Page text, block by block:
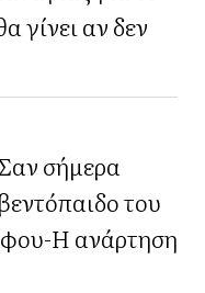
γίνει αν δεν
σήμερα
του
Η ανάρτηση